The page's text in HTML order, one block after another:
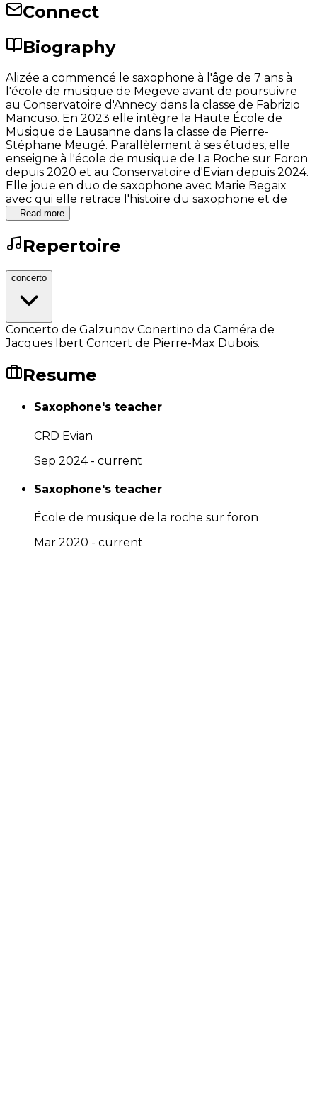
Connect
Biography
Alizée a commencé le saxophone à l'âge de 7 ans à
l'école de musique de Megeve avant de poursuivre
au Conservatoire d'Annecy dans la classe de Fabrizio
Mancuso. En 2023 elle intègre la Haute École de
Musique de Lausanne dans la classe de Pierre-
Stéphane Meugé. Parallèlement à ses études, elle
enseigne à l'école de musique de La Roche sur Foron
depuis 2020 et au Conservatoire d'Evian depuis 2024.
Elle joue en duo de saxophone avec Marie Begaix
avec qui elle retrace l'histoire du saxophone et de
...Read more
Repertoire
concerto
Concerto de Galzunov Conertino da Caméra de
Jacques Ibert Concert de Pierre-Max Dubois.
Resume
Saxophone's teacher
CRD Evian
Sep 2024 - current
Saxophone's teacher
École de musique de la roche sur foron
Mar 2020 - current